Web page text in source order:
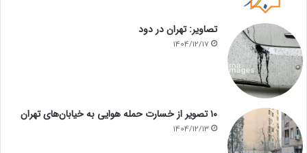
تصاویر: تهران در دود
1404/12/17
۱۰ تصویر از خسارت حمله هوایی به خیابان‌های تهران
1404/12/13